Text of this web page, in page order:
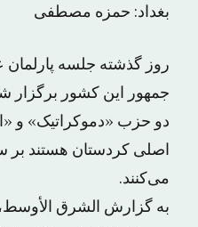
بغداد: حمزه مصطفى
روز گذشته جلسه پارلمان
جمهور این کشور برگزار
دو حزب «دموکراتیک» و
اصلی کردستان هستند
می‌کنند.
به گزارش الشرق